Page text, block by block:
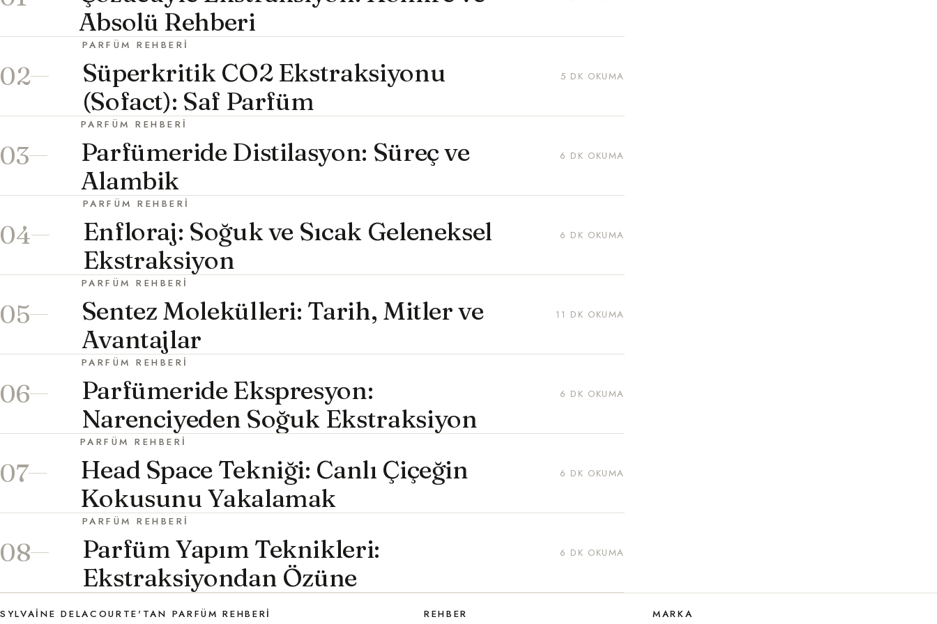
Absolü Rehberi
02
PARFÜM REHBERI
Süperkritik CO2 Ekstraksiyonu
(Sofact): Saf Parfüm
5 DK OKUMA
03
PARFÜM REHBERI
Parfümeride Distilasyon: Süreç ve
Alambik
6 DK OKUMA
04
PARFÜM REHBERI
Enfloraj: Soğuk ve Sıcak Geleneksel
Ekstraksiyon
6 DK OKUMA
05
PARFÜM REHBERI
Sentez Molekülleri: Tarih, Mitler ve
Avantajlar
11 DK OKUMA
06
PARFÜM REHBERI
Parfümeride Ekspresyon:
Narenciyeden Soğuk Ekstraksiyon
6 DK OKUMA
07
PARFÜM REHBERI
Head Space Tekniği: Canlı Çiçeğin
Kokusunu Yakalamak
6 DK OKUMA
08
PARFÜM REHBERI
Parfüm Yapım Teknikleri:
Ekstraksiyondan Özüne
6 DK OKUMA
SYLVAINE DELACOURTE'TAN PARFÜM REHBERI REHBER MARKA